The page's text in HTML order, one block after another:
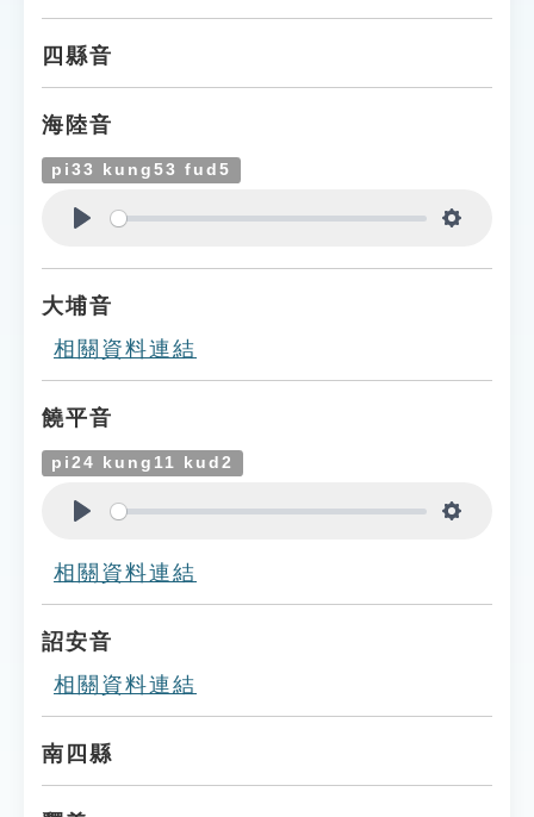
遊戲專區
貓頭鷹博士
四縣音
海陸音
pi33 kung53 fud5
大埔音
相關資料連結
饒平音
pi24 kung11 kud2
相關資料連結
詔安音
相關資料連結
南四縣